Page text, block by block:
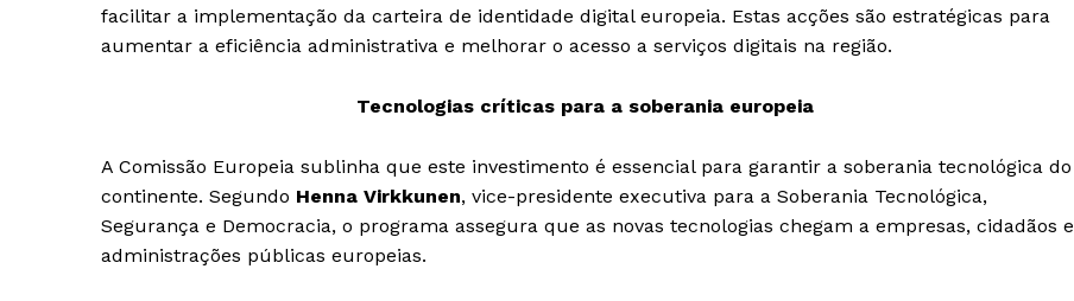
facilitar a implementação da carteira de identidade digital europeia. Estas acções são estratégicas para
aumentar a eficiência administrativa e melhorar o acesso a serviços digitais na região.
Tecnologias críticas para a soberania europeia
A Comissão Europeia sublinha que este investimento é essencial para garantir a soberania tecnológica do
continente. Segundo Henna Virkkunen, vice-presidente executiva para a Soberania Tecnológica,
Segurança e Democracia, o programa assegura que as novas tecnologias chegam a empresas, cidadãos e
administrações públicas europeias.